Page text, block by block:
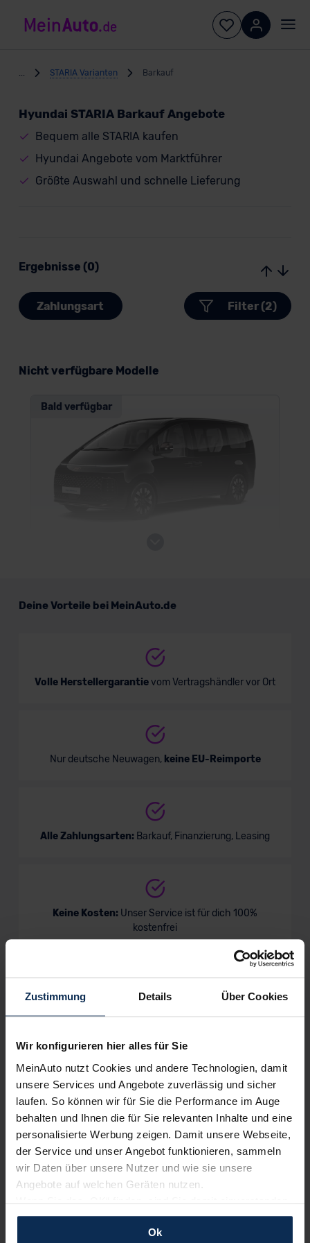
Zustimmung Details Über Cookies
Wir konfigurieren hier alles für Sie
MeinAuto nutzt Cookies und andere Technologien, damit
unsere Services und Angebote zuverlässig und sicher
laufen. So können wir für Sie die Performance im Auge
behalten und Ihnen die für Sie relevanten Inhalte und eine
personalisierte Werbung zeigen. Damit unsere Webseite,
der Service und unser Angebot funktionieren, sammeln
wir Daten über unsere Nutzer und wie sie unsere
Angebote auf welchen Geräten nutzen.
Wenn Sie das „OK“ finden, sind Sie damit einverstanden
und erlauben uns Cookies für unseren Service zu
verwenden und diese Daten an Dritte weiterzugeben,
Ok
STARIA Varianten Barkauf
Hyundai STARIA Barkauf Angebote
Bequem alle STARIA kaufen
Hyundai Angebote vom Marktführer
Größte Auswahl und schnelle Lieferung
Ergebnisse (0)
Zahlungsart Filter (2)
Nicht verfügbare Modelle
Bald verfügbar
Verkauf startet in Kürze
Hyundai STARIA
Verkauf startet in Kürze
Hyundai Staria Elektro
Verkauf startet in Kürze
Deine Vorteile bei MeinAuto.de
Volle Herstellergarantievom Vertragshändler vor Ort
Nur deutsche Neuwagen, keine EU-Reimporte
Alle Zahlungsarten: Barkauf, Finanzierung, Leasing
Keine Kosten: Unser Service ist für dich 100%
kostenfrei
Wir sind stolz auf eine hohe
MeinAuto.de hat langjährige Erfahrungen auf dem
dadurch ihr Wunschauto zum Top-Rabatt erhalten und
bewerten unsere Arbeit positiv.
Sehen Sie sich unsere Bewertungen an: